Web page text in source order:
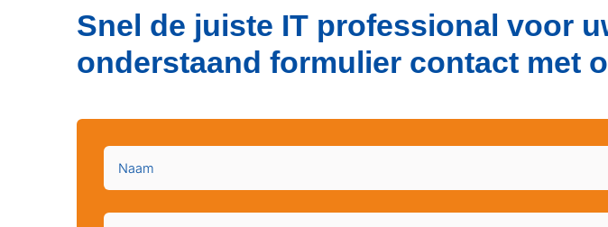
Snel de juiste IT professional voor
onderstaand formulier contact met